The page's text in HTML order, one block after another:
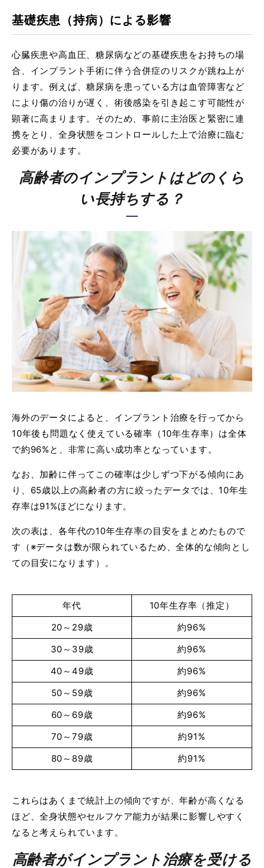
基礎疾患（持病）による影響
心臓疾患や高血圧、糖尿病などの基礎疾患をお持ちの場
合、インプラント手術に伴う合併症のリスクが跳ね上が
ります。例えば、糖尿病を患っている方は血管障害など
により傷の治りが遅く、術後感染を引き起こす可能性が
顕著に高まります。そのため、事前に主治医と緊密に連
携をとり、全身状態をコントロールした上で治療に臨む
必要があります。
高齢者のインプラントはどのくら
い長持ちする？
海外のデータによると、インプラント治療を行ってから
10年後も問題なく使えている確率（10年生存率）は全体
で約96%と、非常に高い成功率となっています。
なお、加齢に伴ってこの確率は少しずつ下がる傾向にあ
り、65歳以上の高齢者の方に絞ったデータでは、10年生
存率は91%ほどになります。
次の表は、各年代の10年生存率の目安をまとめたもので
す（※データは数が限られているため、全体的な傾向とし
ての目安になります）。
年代
10年生存率（推定）
20～29歳
約96%
30～39歳
約96%
40～49歳
約96%
50～59歳
約96%
60～69歳
約96%
70～79歳
約91%
80～89歳
約91%
これらはあくまで統計上の傾向ですが、年齢が高くなる
ほど、全身状態やセルフケア能力が結果に影響しやすく
なると考えられています。
高齢者がインプラント治療を受ける